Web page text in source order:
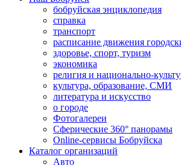
бобруйская энциклопедия
справка
транспорт
расписание движения
здоровье, спорт, туризм
экономика
религия и национально-
культура, образование, СМИ
литература и искусство
о городе
Фотогалереи
Сферические 360° панорамы
Online-сервисы Бобруйска
Каталог организаций
Авто